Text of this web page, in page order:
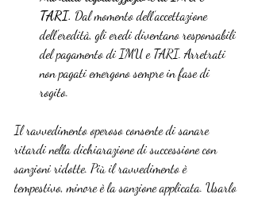
TARI. Dal momento dell’accettazione
dell’eredità, gli eredi diventano responsabili
del pagamento di IMU e TARI. Arretrati
non pagati emergono sempre in fase di
rogito.
Il ravvedimento operoso consente di sanare
ritardi nella dichiarazione di successione con
sanzioni ridotte. Più il ravvedimento è
tempestivo, minore è la sanzione applicata. Usarlo